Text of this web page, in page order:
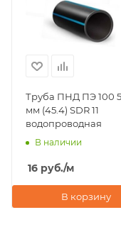
Труба ПНД ПЭ 100
мм (45.4) SDR 11
водопроводная
В наличии
16 руб./м
В корзину